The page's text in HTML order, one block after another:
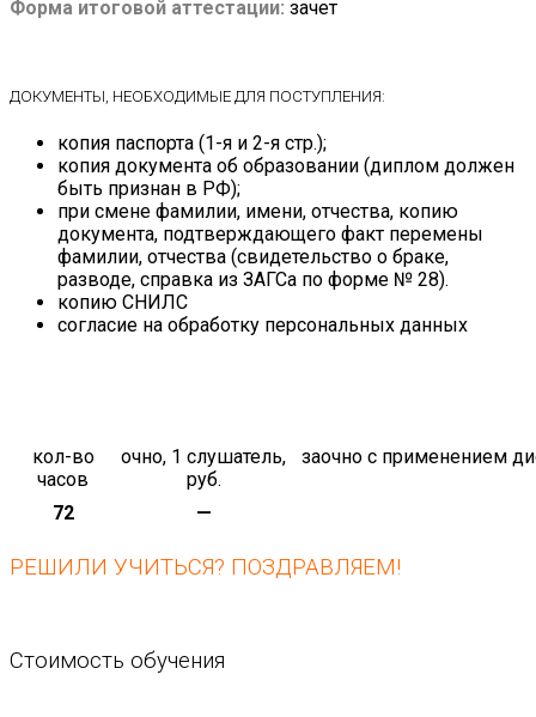
Форма итоговой аттестации: зачет
ДОКУМЕНТЫ, НЕОБХОДИМЫЕ ДЛЯ ПОСТУПЛЕНИЯ:
копия паспорта (1-я и 2-я стр.);
копия документа об образовании (диплом должен
быть признан в РФ);
при смене фамилии, имени, отчества, копию
документа, подтверждающего факт перемены
фамилии, отчества (свидетельство о браке,
разводе, справка из ЗАГСа по форме № 28).
копию СНИЛС
согласие на обработку персональных данных
кол-во
часов
очно, 1 слушатель,
руб.
заочно с применением
72 —
РЕШИЛИ УЧИТЬСЯ? ПОЗДРАВЛЯЕМ!
Стоимость обучения